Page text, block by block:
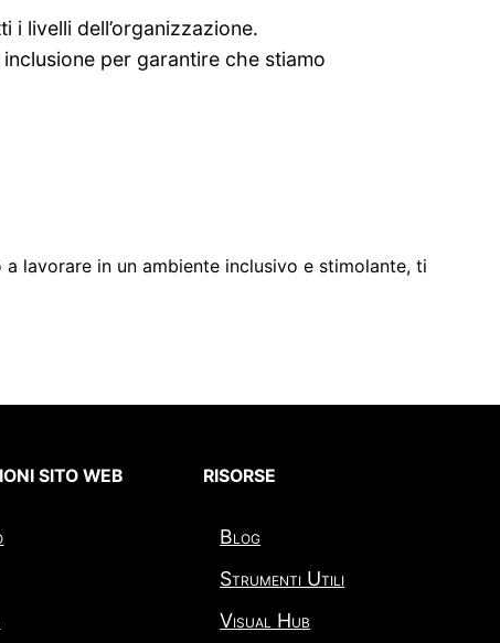
i livelli dell’organizzazione.
per garantire che stiamo
lavorare in un ambiente inclusivo e stimolante, ti
SITO WEB RISORSE
Blog
Strumenti Utili
Visual Hub